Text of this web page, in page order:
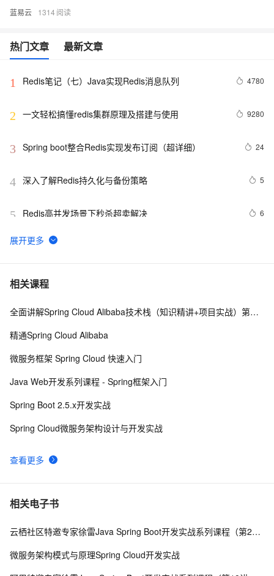
蓝易云 1314
热门文章 最新文章
1 Redis笔记（七）Java实现Redis消息队列 4780
2 一文轻松搞懂redis集群原理及搭建与使用 9280
3 Spring boot整合Redis实现发布订阅（超详细） 24
4 深入了解Redis持久化与备份策略 5
5 Redis高并发场景下秒杀超卖解决 6
6 Redis安装布隆(Bloom Filter)过滤器
7 Redis：hash类型底层数据结构剖析
8 Redis哨兵集群工作原理及架构部署（八） 12
10缓存工厂之Redis缓存
相关课程
查看更多
全面讲解Spring Cloud Alibaba技术栈（知识精讲+项目实战）第三阶段
精通Spring Cloud Alibaba
微服务框架 Spring Cloud 快速入门
Java Web开发系列课程 - Spring框架入门
Spring Boot 2.5.x开发实战
Spring Cloud微服务架构设计与开发实战
相关电子书
云栖社区特邀专家徐雷Java Spring Boot开发实战系列课程（第20讲）：经典面试题与阿里等名企内部招聘求职面试技巧
微服务架构模式与原理Spring Cloud开发实战